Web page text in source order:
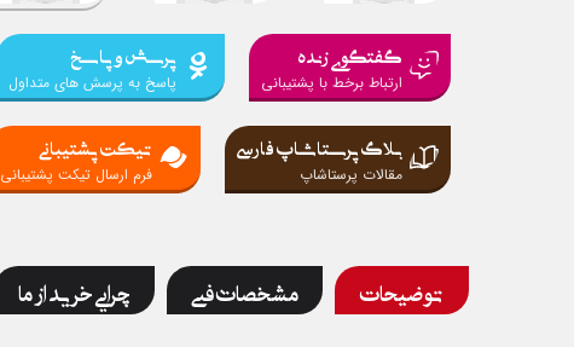
گفتگوی زنده
ارتباط برخط با پشتیبانی
پرسش و پاسخ
پاسخ به پرسش های متداول
بلاگ پرستاشاپ فارسی
مقالات پرستاشاپ
تیکت پشتیبانی
فرم ارسال تیکت پشتیبانی
توضیحات مشخصات فنی چرایی خرید از ما